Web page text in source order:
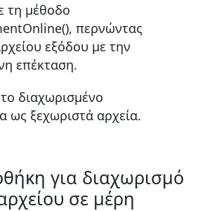
τη μέθοδο
περνώντας
εξόδου με την
επέκταση.
διαχωρισμένο
ως ξεχωριστά αρχεία.
για διαχωρισμό
σε μέρη